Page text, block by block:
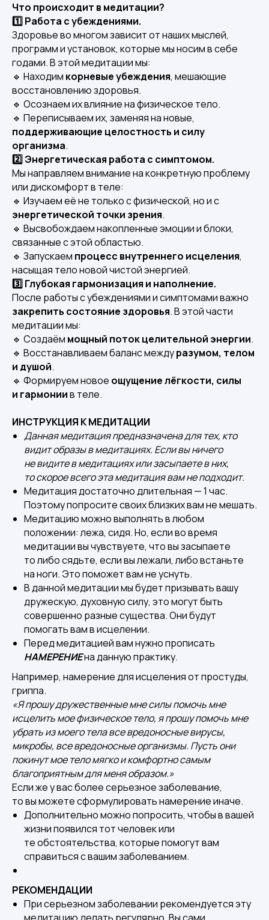
Что происходит в медитации?
1️⃣ Работа с убеждениями.
Здоровье во многом зависит от наших мыслей,
программ и установок, которые мы носим в себе
годами. В этой медитации мы:
🔹 Находим корневые убеждения, мешающие
восстановлению здоровья.
🔹 Осознаем их влияние на физическое тело.
🔹 Переписываем их, заменяя на новые,
поддерживающие целостность и силу
организма.
2️⃣ Энергетическая работа с симптомом.
Мы направляем внимание на конкретную проблему
или дискомфорт в теле:
🔹 Изучаем её не только с физической, но и с
энергетической точки зрения.
🔹 Высвобождаем накопленные эмоции и блоки,
связанные с этой областью.
🔹 Запускаем процесс внутреннего исцеления,
насыщая тело новой чистой энергией.
3️⃣ Глубокая гармонизация и наполнение.
После работы с убеждениями и симптомами важно
закрепить состояние здоровья. В этой части
медитации мы:
🔹 Создаём мощный поток целительной энергии.
🔹 Восстанавливаем баланс междуразумом, телом
и душой.
🔹 Формируем новое ощущение лёгкости, силы
и гармониив теле.
ИНСТРУКЦИЯ К МЕДИТАЦИИ
Данная медитация предназначена для тех, кто
видит образы в медитациях. Если вы ничего
не видите в медитациях или засыпаете в них,
то скорое всего эта медитация вам не подходит.
Медитация достаточно длительная — 1 час.
Поэтому попросите своих близких вам не мешать.
Медитацию можно выполнять в любом
положении: лежа, сидя. Но, если во время
медитации вы чувствуете, что вы засыпаете
то либо сядьте, если вы лежали, либо встаньте
на ноги. Это поможет вам не уснуть.
В данной медитации мы будет призывать вашу
дружескую, духовную силу, это могут быть
совершенно разные существа. Они будут
помогать вам в исцелении.
Перед медитацией вам нужно прописать
НАМЕРЕНИЕна данную практику.
Например, намерение для исцеления от простуды,
гриппа.
«Я прошу дружественные мне силы помочь мне
исцелить мое физическое тело, я прошу помочь мне
убрать из моего тела все вредоносные вирусы,
микробы, все вредоносные организмы. Пусть они
покинут мое тело мягко и комфортно самым
благоприятным для меня образом.»
Если же у вас более серьезное заболевание,
то вы можете сформулировать намерение иначе.
Дополнительно можно попросить, чтобы в вашей
жизни появился тот человек или
те обстоятельства, которые помогут вам
справиться с вашим заболеванием.
РЕКОМЕНДАЦИИ
При серьезном заболевании рекомендуется эту